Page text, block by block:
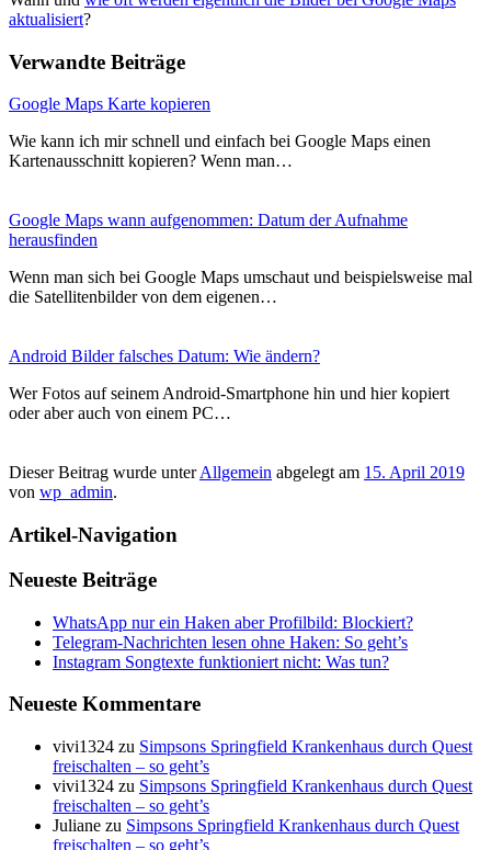
aktualisiert?
Verwandte Beiträge
Google Maps Karte kopieren
Wie kann ich mir schnell und einfach bei Google Maps einen
Kartenausschnitt kopieren? Wenn man…
Google Maps wann aufgenommen: Datum der Aufnahme
herausfinden
Wenn man sich bei Google Maps umschaut und beispielsweise mal
die Satellitenbilder von dem eigenen…
Android Bilder falsches Datum: Wie ändern?
Wer Fotos auf seinem Android-Smartphone hin und hier kopiert
oder aber auch von einem PC…
Dieser Beitrag wurde unterAllgemein abgelegt am 15. April 2019
von wp_admin.
Artikel-Navigation
Neueste Beiträge
WhatsApp nur ein Haken aber Profilbild: Blockiert?
Telegram-Nachrichten lesen ohne Haken: So geht’s
Instagram Songtexte funktioniert nicht: Was tun?
Neueste Kommentare
vivi1324 zu Simpsons Springfield Krankenhaus durch Quest
freischalten – so geht’s
vivi1324 zu Simpsons Springfield Krankenhaus durch Quest
freischalten – so geht’s
Juliane zu Simpsons Springfield Krankenhaus durch Quest
freischalten – so geht’s